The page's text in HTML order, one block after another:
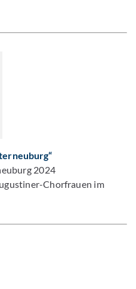
2024
Chorfrauen im